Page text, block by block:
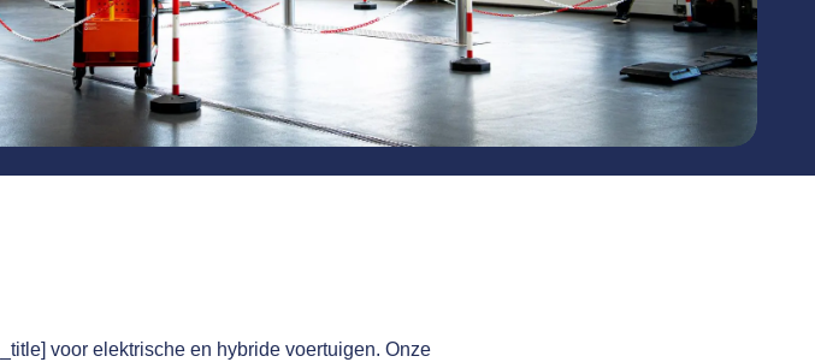
voor elektrische en hybride voertuigen. Onze